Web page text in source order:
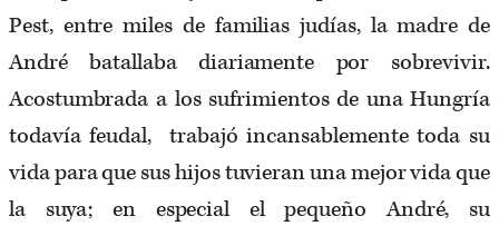
Pest, entre miles de familias judías, la madre de
Andrébatallaba diariamente por sobrevivir.
Acostumbrada a los sufrimientos de una Hungría
todavía feudal, trabajó incansablemente toda su
vida para que sus hijos tuvieran una mejor vida que
la suya; en especial el pequeño André, su